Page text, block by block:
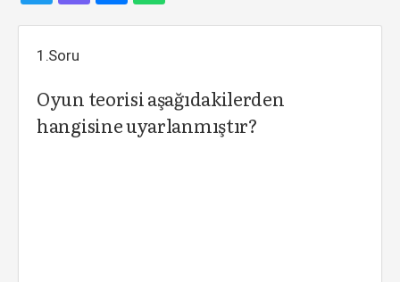
1.Soru
Oyun teorisi aşağıdakilerden
hangisine uyarlanmıştır?